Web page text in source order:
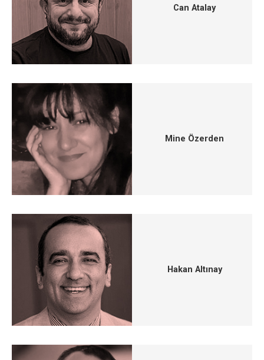
Can Atalay
Mine Özerden
Hakan Altınay